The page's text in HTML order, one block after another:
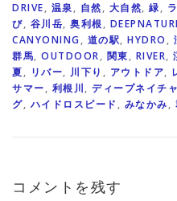
DRIVE, 温泉, 自然, 大自然, 緑,
び, 谷川岳, 奥利根,
CANYONING, 道の駅, HYDRO ,
群馬, OUTDOOR, 関東, RIVER,
夏, リバー, 川下り , アウトドア,
サマー, 利根川, ディープネイチ
グ, ハイドロスピード , みなかみ,
コメントを残す